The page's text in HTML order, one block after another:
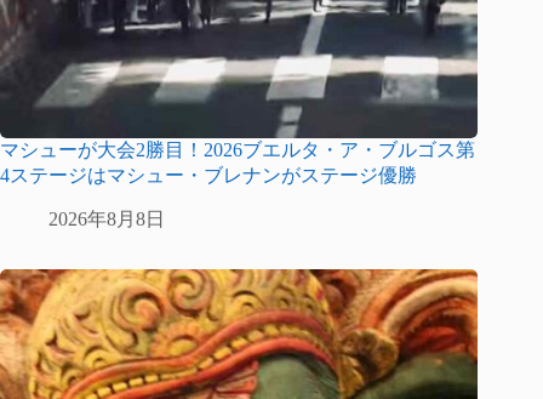
マシューが大会2勝目！2026ブエルタ・ア・ブルゴス第
4ステージはマシュー・ブレナンがステージ優勝
2026年8月8日